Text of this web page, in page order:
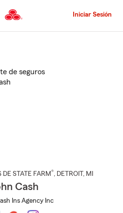
al
principal
Iniciar Sesión
DE STATE FARM®, DETROIT , MI
Cash
Ins Agency Inc